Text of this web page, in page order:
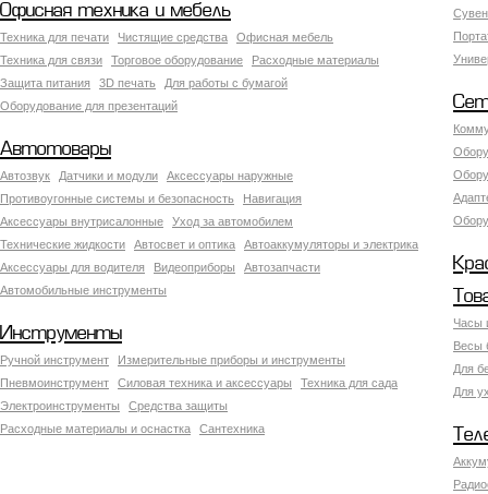
Офисная техника и мебель
Техника для печати Чистящие средства
Офисная мебель
Техника для связи
Торговое оборудование
Расходные материалы
Защита питания
3D печать
Для работы с бумагой
Оборудование для презентаций
Автотовары
Автозвук Датчики и модули
Аксессуары наружные
Противоугонные системы и безопасность
Навигация
Аксесcуары внутрисалонные
Уход за автомобилем
Технические жидкости
Автосвет и оптика
Автоаккумуляторы и электрика
Аксессуары для водителя
Видеоприборы
Автозапчасти
Автомобильные инструменты
Часы
Весы
Для
Для
Инструменты
Ручной инструмент
Измерительные приборы и инструменты
Пневмоинструмент
Силовая техника и аксессуары
Техника для сада
Электроинструменты
Средства защиты
Расходные материалы и оснастка
Сантехника